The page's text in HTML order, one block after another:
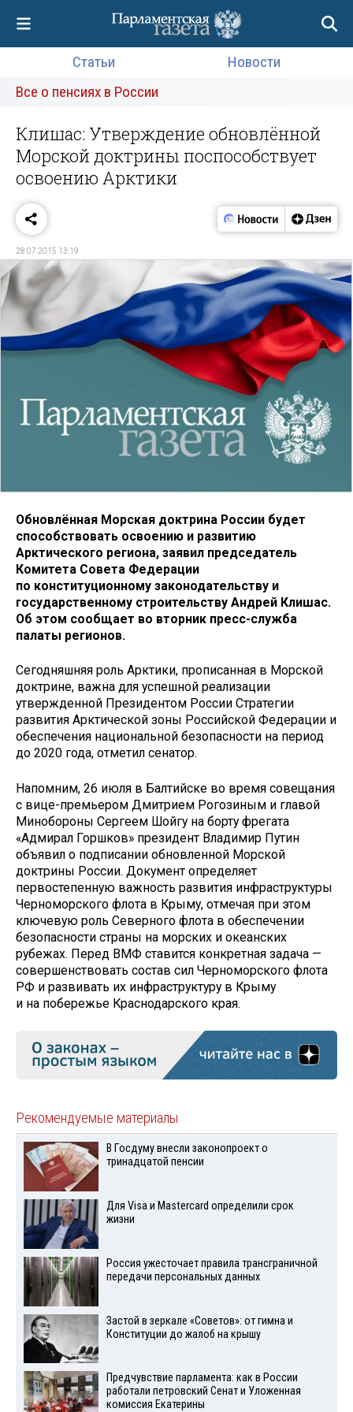
Статьи
Новости
Все о пенсиях в России
Клишас: Утверждение обновлённой
Морской доктрины поспособствует
освоению Арктики
28.07.2015 13:19
Обновлённая Морская доктрина России будет
способствовать освоению и развитию
Арктического региона, заявил председатель
Комитета Совета Федерации
по конституционному законодательству и
государственному строительству Андрей Клишас.
Об этом сообщает во вторник пресс-служба
палаты регионов.
Сегодняшняя роль Арктики, прописанная в Морской
доктрине, важна для успешной реализации
утвержденной Президентом России Стратегии
развития Арктической зоны Российской Федерации и
обеспечения национальной безопасности на период
до 2020 года, отметил сенатор.
Напомним, 26 июля в Балтийске во время совещания
с вице-премьером Дмитрием Рогозиным и главой
Минобороны Сергеем Шойгу на борту фрегата
«Адмирал Горшков» президент Владимир Путин
объявил о подписании обновленной Морской
доктрины России. Документ определяет
первостепенную важность развития инфраструктуры
Черноморского флота в Крыму, отмечая при этом
ключевую роль Северного флота в обеспечении
безопасности страны на морских и океанских
рубежах. Перед ВМФ ставится конкретная задача —
совершенствовать состав сил Черноморского флота
РФ и развивать их инфраструктуру в Крыму
и на побережье Краснодарского края.
Рекомендуемые материалы
В Госдуму внесли законопроект о
тринадцатой пенсии
Для Visа и Mastercard определили срок
жизни
Россия ужесточает правила трансграничной
передачи персональных данных
Застой в зеркале «Советов»: от гимна и
Конституции до жалоб на крышу
Предчувствие парламента: как в России
работали петровский Сенат и Уложенная
комиссия Екатерины